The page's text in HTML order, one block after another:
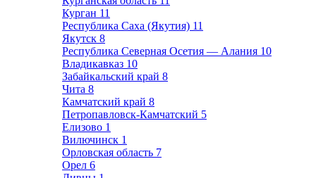
Курган 11
Республика Саха (Якутия) 11
Якутск 8
Республика Северная Осетия — Алания 10
Владикавказ 10
Забайкальский край 8
Чита 8
Камчатский край 8
Петропавловск-Камчатский 5
Елизово 1
Вилючинск 1
Орловская область 7
Орел 6